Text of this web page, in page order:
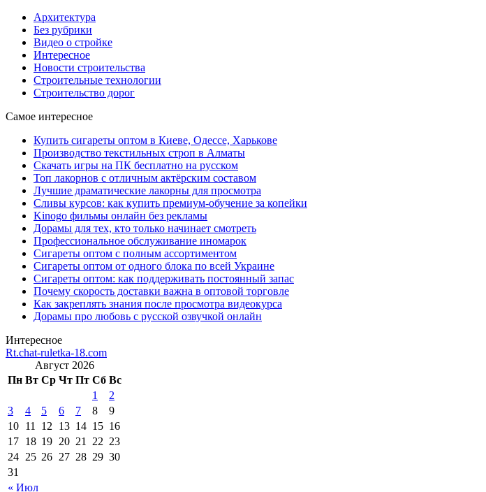
Архитектура
Без рубрики
Видео о стройке
Интересное
Новости строительства
Строительные технологии
Строительство дорог
Самое интересное
Купить сигареты оптом в Киеве, Одессе, Харькове
Производство текстильных строп в Алматы
Скачать игры на ПК бесплатно на русском
Топ лакорнов с отличным актёрским составом
Лучшие драматические лакорны для просмотра
Сливы курсов: как купить премиум-обучение за копейки
Kinogo фильмы онлайн без рекламы
Дорамы для тех, кто только начинает смотреть
Профессиональное обслуживание иномарок
Сигареты оптом с полным ассортиментом
Сигареты оптом от одного блока по всей Украине
Сигареты оптом: как поддерживать постоянный запас
Почему скорость доставки важна в оптовой торговле
Как закреплять знания после просмотра видеокурса
Дорамы про любовь с русской озвучкой онлайн
Интересное
Rt.chat-ruletka-18.com
Август 2026
Пн Вт Ср Чт Пт Сб Вс
« Июл
1
2
3
4 5 6 7 8
9
10 11 12 13 14 15 16
17 18 19 20 21 22 23
24 25 26 27 28 29 30
31